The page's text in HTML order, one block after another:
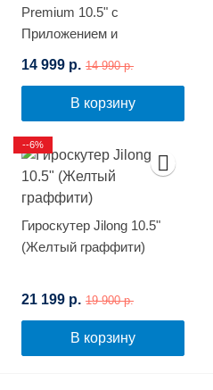
Premium 10.5" с
Приложением и
(Синий космос)
14 999 р. 14 990 р.
В корзину
Гироскутер Jilong 10.5"
(Желтый граффити)
21 199 р. 19 900 р.
В корзину
--6%